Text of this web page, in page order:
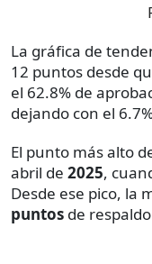
La gráfica de
12 puntos desde
el 62.8% de
dejando con el
El punto más alto
abril de 2025,
Desde ese pico, la
puntos de